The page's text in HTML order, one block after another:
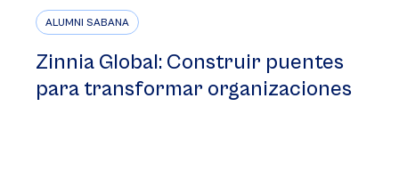
ALUMNI SABANA
Zinnia Global: Construir puentes
para transformar organizaciones